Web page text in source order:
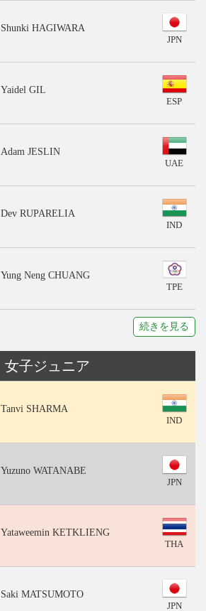
Shunki HAGIWARA
JPN
Yaidel GIL
ESP
Adam JESLIN
UAE
Dev RUPARELIA
IND
Yung Neng CHUANG
TPE
続きを見る
女子ジュニア
Tanvi SHARMA
IND
Yuzuno WATANABE
JPN
Yataweemin KETKLIENG
THA
Saki MATSUMOTO
JPN